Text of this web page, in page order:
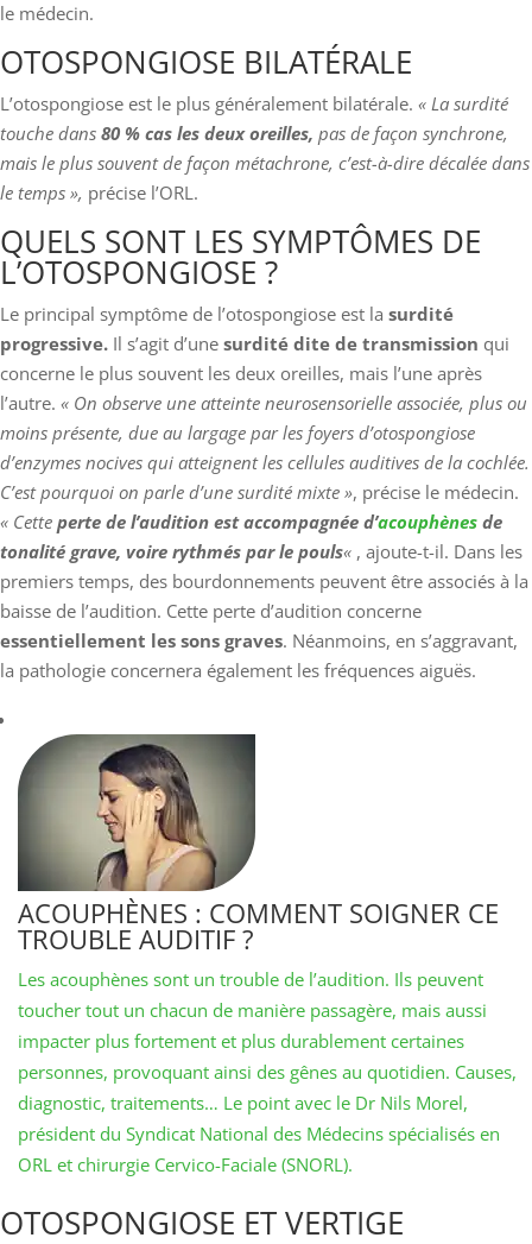
le médecin.
OTOSPONGIOSE BILATÉRALE
L’otospongiose est le plus généralement bilatérale. « La surdité
touche dans 80 % cas les deux oreilles, pas de façon synchrone,
mais le plus souvent de façon métachrone, c’est-à-dire décalée dans
le temps », précise l’ORL.
QUELS SONT LES SYMPTÔMES DE
L’OTOSPONGIOSE ?
Le principal symptôme de l’otospongiose est la surdité
progressive. Il s’agit d’une surdité dite de transmission qui
concerne le plus souvent les deux oreilles, mais l’une après
l’autre. « On observe une atteinte neurosensorielle associée, plus ou
moins présente, due au largage par les foyers d’otospongiose
d’enzymes nocives qui atteignent les cellules auditives de la cochlée.
C’est pourquoi on parle d’une surdité mixte », précise le médecin.
« Cette perte de l’audition est accompagnée d’acouphènes de
tonalité grave, voire rythmés par le pouls« , ajoute-t-il. Dans les
premiers temps, des bourdonnements peuvent être associés à la
baisse de l’audition. Cette perte d’audition concerne
essentiellement les sons graves. Néanmoins, en s’aggravant,
la pathologie concernera également les fréquences aiguës.
ACOUPHÈNES : COMMENT SOIGNER CE
TROUBLE AUDITIF ?
Les acouphènes sont un trouble de l’audition. Ils peuvent
toucher tout un chacun de manière passagère, mais aussi
impacter plus fortement et plus durablement certaines
personnes, provoquant ainsi des gênes au quotidien. Causes,
diagnostic, traitements… Le point avec le Dr Nils Morel,
président du Syndicat National des Médecins spécialisés en
ORL et chirurgie Cervico-Faciale (SNORL).
OTOSPONGIOSE ET VERTIGE